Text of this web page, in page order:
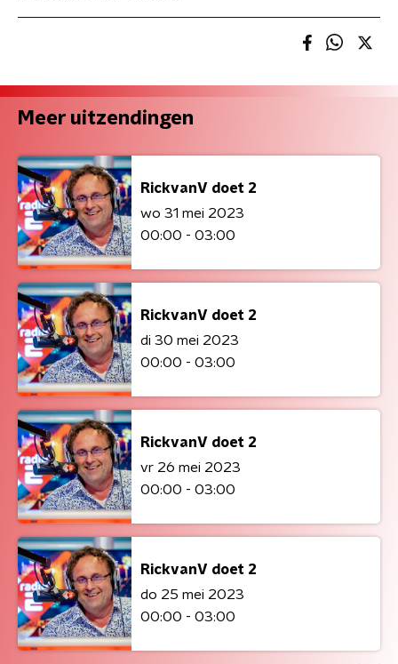
Meer uitzendingen
RickvanV doet 2
wo 31 mei 2023
00:00 - 03:00
RickvanV doet 2
di 30 mei 2023
00:00 - 03:00
RickvanV doet 2
vr 26 mei 2023
00:00 - 03:00
RickvanV doet 2
do 25 mei 2023
00:00 - 03:00